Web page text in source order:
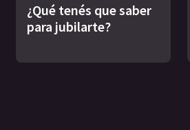
¿Qué tenés que saber
para jubilarte?